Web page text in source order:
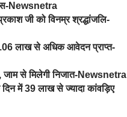
Newsnetra
जी को विनम्र श्रद्धांजलि-
लाख से अधिक आवेदन प्राप्त-
जाम से मिलेगी निजात-Newsnetra
में 39 लाख से ज्यादा कांवड़िए